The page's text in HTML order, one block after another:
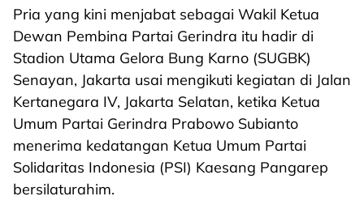
Pria yang kini menjabat sebagai Wakil Ketua
Dewan Pembina Partai Gerindra itu hadir di
Stadion Utama Gelora Bung Karno (SUGBK)
Senayan, Jakarta usai mengikuti kegiatan di Jalan
Kertanegara IV, Jakarta Selatan, ketika Ketua
Umum Partai Gerindra Prabowo Subianto
menerima kedatangan Ketua Umum Partai
Solidaritas Indonesia (PSI) Kaesang Pangarep
bersilaturahim.